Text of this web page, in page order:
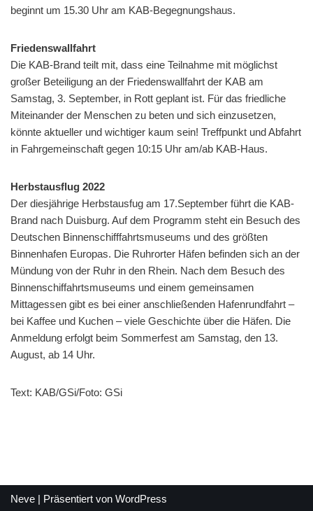
beginnt um 15.30 Uhr am KAB-Begegnungshaus.
Friedenswallfahrt
Die KAB-Brand teilt mit, dass eine Teilnahme mit möglichst
großer Beteiligung an der Friedenswallfahrt der KAB am
Samstag, 3. September, in Rott geplant ist. Für das friedliche
Miteinander der Menschen zu beten und sich einzusetzen,
könnte aktueller und wichtiger kaum sein! Treffpunkt und Abfahrt
in Fahrgemeinschaft gegen 10:15 Uhr am/ab KAB-Haus.
Herbstausflug 2022
Der diesjährige Herbstausfug am 17.September führt die KAB-
Brand nach Duisburg. Auf dem Programm steht ein Besuch des
Deutschen Binnenschifffahrtsmuseums und des größten
Binnenhafen Europas. Die Ruhrorter Häfen befinden sich an der
Mündung von der Ruhr in den Rhein. Nach dem Besuch des
Binnenschiffahrtsmuseums und einem gemeinsamen
Mittagessen gibt es bei einer anschließenden Hafenrundfahrt –
bei Kaffee und Kuchen – viele Geschichte über die Häfen. Die
Anmeldung erfolgt beim Sommerfest am Samstag, den 13.
August, ab 14 Uhr.
Text: KAB/GSi/Foto: GSi
Neve | Präsentiert von WordPress